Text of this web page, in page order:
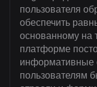
пользователя
обеспечить
основанному на
платформе
информативные
пользователям